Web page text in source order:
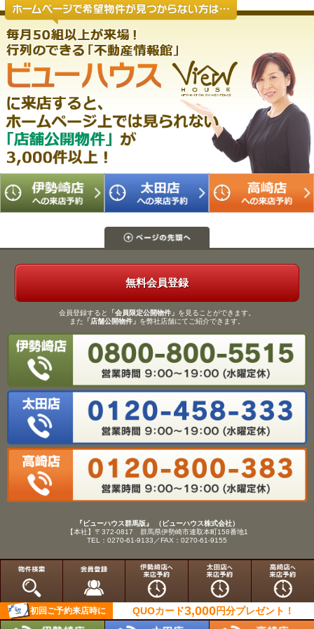
無料会員登録
会員登録すると 「会員限定公開物件」 を見ることができます。
また 「店舗公開物件」 を弊社店舗にてご紹介できます。
『ビューハウス群馬版』 （ビューハウス株式会社）
【本社】〒372-0817 群馬県伊勢崎市連取本町158番地1
TEL：0270-61-9133／FAX：0270-61-9155
Copyright(C)View House(R)Inc.All Rights Reserved.
初回ご予約来店時に QUOカード3,000円分プレゼント！